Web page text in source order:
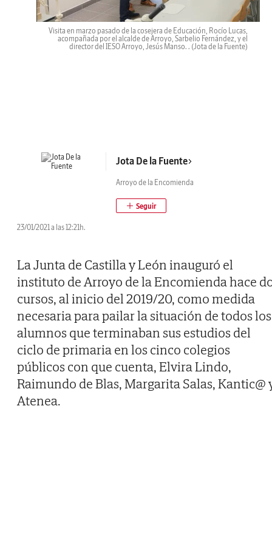
Visita en marzo pasado de la cosejera de Educación, Rocío Lucas,
acompañada por el alcalde de Arroyo, Sarbelio Fernández, y el
director del IESO Arroyo, Jesús Manso. . (Jota de la Fuente)
Jota De la Fuente
Arroyo de la Encomienda
23/01/2021 a las 12:21h.
La Junta de Castilla y León inauguró el
instituto de Arroyo de la Encomienda hace
cursos, al inicio del 2019/20, como medida
necesaria para pailar la situación de todos los
alumnos que terminaban sus estudios del
ciclo de primaria en los cinco colegios
públicos con que cuenta, Elvira Lindo,
Raimundo de Blas, Margarita Salas, Kantic@
Atenea.